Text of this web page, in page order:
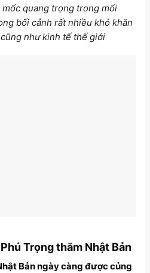
quang trọng trong mối
bối cảnh rất nhiều khó khăn
như kinh tế thế giới
Trọng thăm Nhật Bản
Bản ngày càng được củng